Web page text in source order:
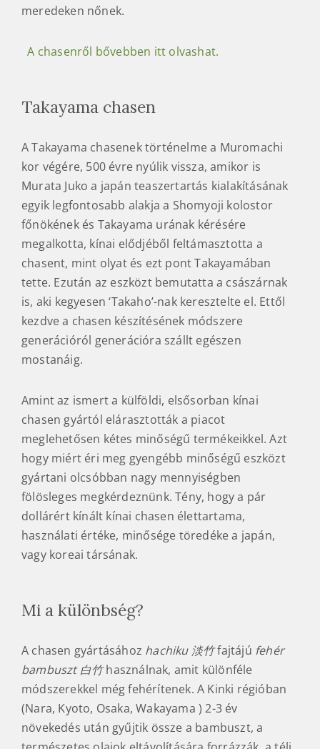
meredeken nőnek.
A chasenről bővebben itt olvashat.
Takayama chasen
A Takayama chasenek történelme a Muromachi
kor végére, 500 évre nyúlik vissza, amikor is
Murata Juko a japán teaszertartás kialakításának
egyik legfontosabb alakja a Shomyoji kolostor
főnökének és Takayama urának kérésére
megalkotta, kínai elődjéből feltámasztotta a
chasent, mint olyat és ezt pont Takayamában
tette. Ezután az eszközt bemutatta a császárnak
is, aki kegyesen ‘Takaho’-nak keresztelte el. Ettől
kezdve a chasen készítésének módszere
generációról generációra szállt egészen
mostanáig.
Amint az ismert a külföldi, elsősorban kínai
chasen gyártól elárasztották a piacot
meglehetősen kétes minőségű termékeikkel. Azt
hogy miért éri meg gyengébb minőségű eszközt
gyártani olcsóbban nagy mennyiségben
fölösleges megkérdeznünk. Tény, hogy a pár
dollárért kínált kínai chasen élettartama,
használati értéke, minősége töredéke a japán,
vagy koreai társának.
Mi a különbség?
A chasen gyártásához hachiku 淡竹fajtájú fehér
bambuszt 白竹használnak, amit különféle
módszerekkel még fehérítenek. A Kinki régióban
(Nara, Kyoto, Osaka, Wakayama ) 2-3 év
növekedés után gyűjtik össze a bambuszt, a